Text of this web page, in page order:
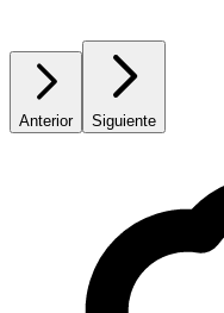
Anterior Siguiente